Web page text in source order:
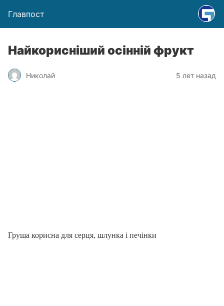
Главпост
Найкорисніший осінній фрукт
Николай 5 лет назад
Груша корисна для серця, шлунка і печінки